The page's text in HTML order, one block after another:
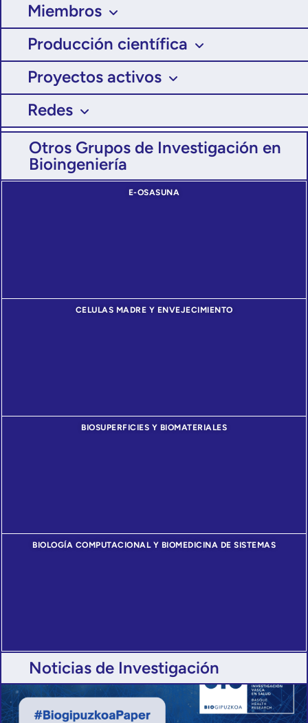
Miembros
Producción científica
Proyectos activos
Redes
Otros Grupos de Investigación en
Bioingeniería
E-OSASUNA
CELULAS MADRE Y ENVEJECIMIENTO
BIOSUPERFICIES Y BIOMATERIALES
BIOLOGÍA COMPUTACIONAL Y BIOMEDICINA DE SISTEMAS
Noticias de Investigación